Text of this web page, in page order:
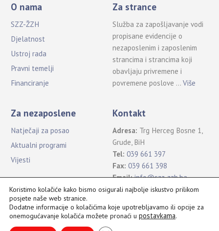
O nama
SZZ-ŽZH
Djelatnost
Ustroj rada
Pravni temelji
Financiranje
Za strance
Služba za zapošljavanje vodi
propisane evidencije o
nezaposlenim i zaposlenim
strancima i strancima koji
obavljaju privremene i
povremene poslove …Više
Za nezaposlene
Natječaji za posao
Aktualni programi
Vijesti
Kontakt
Adresa: Trg Herceg Bosne 1,
Grude, BiH
Tel: 039 661 397
Fax: 039 661 398
Email: info@szz-zzh.ba
Sva prava pridržana Služba za zapošljavanje ŽZH ©2021
Koristimo kolačiće kako bismo osigurali najbolje iskustvo prilikom
posjete naše web stranice.
Dodatne informacije o kolačićima koje upotrebljavamo ili opcije za
onemogućavanje kolačića možete pronaći u postavkama.